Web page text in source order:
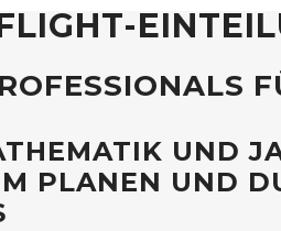
UND
PLANEN UND